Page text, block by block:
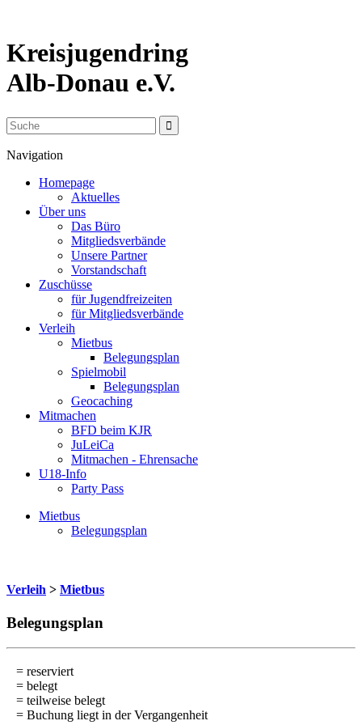
Kreisjugendring
Alb-Donau e.V.
Navigation
Homepage
Aktuelles
Über uns
Das Büro
Mitgliedsverbände
Unsere Partner
Vorstandschaft
Zuschüsse
für Jugendfreizeiten
für Mitgliedsverbände
Verleih
Mietbus
Belegungsplan
Spielmobil
Belegungsplan
Geocaching
Mitmachen
BFD beim KJR
JuLeiCa
Mitmachen - Ehrensache
U18-Info
Party Pass
Mietbus
Belegungsplan
Verleih > Mietbus
Belegungsplan
= reserviert
= belegt
= teilweise belegt
= Buchung liegt in der Vergangenheit